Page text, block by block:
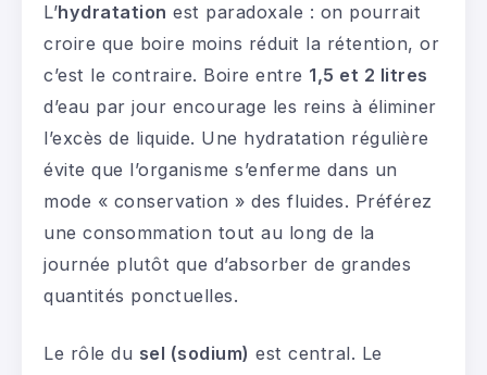
L’hydratation est paradoxale : on pourrait
croire que boire moins réduit la rétention, or
c’est le contraire. Boire entre 1,5 et 2 litres
d’eau par jour encourage les reins à éliminer
l’excès de liquide. Une hydratation régulière
évite que l’organisme s’enferme dans un
mode « conservation » des fluides. Préférez
une consommation tout au long de la
journée plutôt que d’absorber de grandes
quantités ponctuelles.
Le rôle du sel (sodium) est central. Le